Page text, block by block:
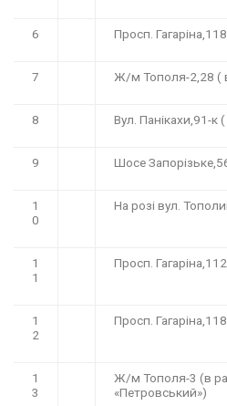
6 Просп.
7 Ж/м Тополя-2,28 (
8 Вул. Панікахи,91-к
9 Шосе
1
0
На розі вул.
1
1
Просп.
1
2
Просп.
1
3
Ж/м Тополя-3 (в
«Петровський»)